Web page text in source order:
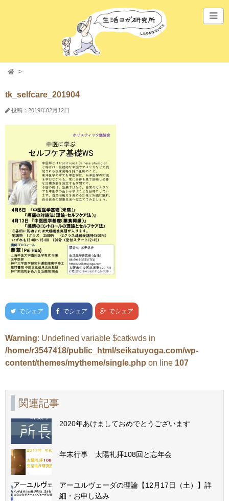
tk_selfcare_201904
投稿：2019年02月12日
でシェア でシェア でシェア
Warning: Undefined variable $catkwds in
/home/r3547418/public_html/seikatuyoga.com/wp-
content/themes/mytheme/single.php on line 107
関連記事
2020年あけましておめでとうございます
年末行事 太陽礼拝108回と忘年会
アーユルヴェーダの理論【12月17日（土）】詳
細・お申し込み